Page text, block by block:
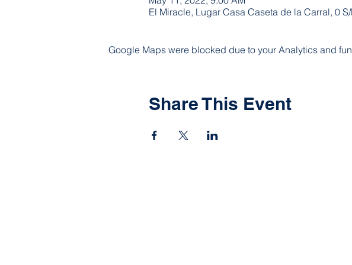
El Miracle, Lugar Casa Caseta de la Carral, 0
Google Maps were blocked due to your Analytics and
Share This Event